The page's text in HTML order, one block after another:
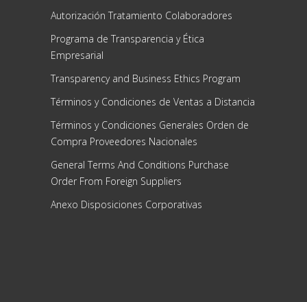
Autorización Tratamiento Colaboradores
Programa de Transparencia y Ética
Empresarial
Transparency and Business Ethics Program
Términos y Condiciones de Ventas a Distancia
Términos y Condiciones Generales Orden de
Compra Proveedores Nacionales
General Terms And Conditions Purchase
Order From Foreign Suppliers
Anexo Disposiciones Corporativas